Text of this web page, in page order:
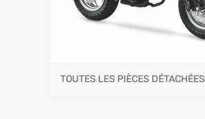
TOUTES LES PIÈCES DÉTACHÉES